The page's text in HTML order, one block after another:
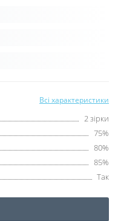
Всі характеристики
2 зірки
75%
80%
85%
Так